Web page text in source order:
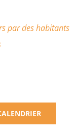
par des habitants